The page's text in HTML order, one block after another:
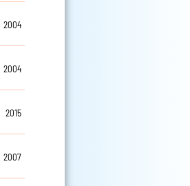
2004
2004
2015
2007